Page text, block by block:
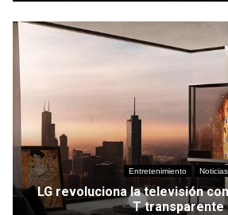
Entretenimiento Noticias
LG revoluciona la televisión
T transparente